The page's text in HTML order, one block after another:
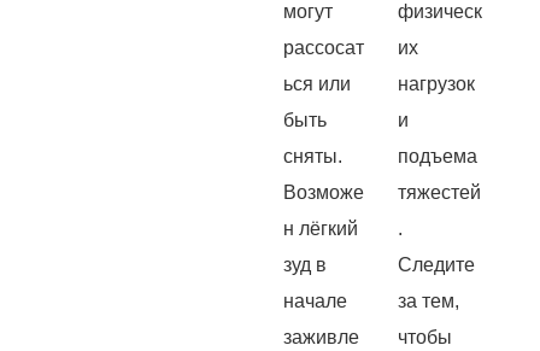
могут
рассосат
ься или
быть
сняты.
Возможе
н лёгкий
зуд в
начале
заживле
физическ
их
нагрузок
и
подъема
тяжестей
.
Следите
за тем,
чтобы